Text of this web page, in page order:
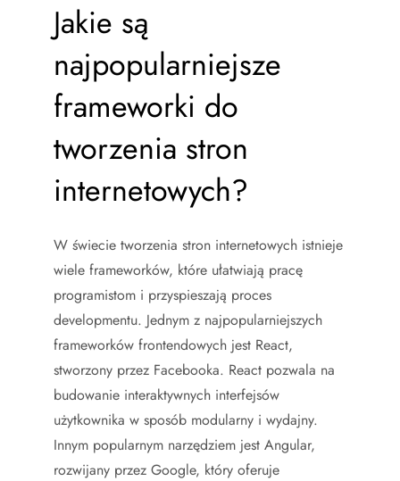
Jakie są
najpopularniejsze
frameworki do
tworzenia stron
internetowych?
W świecie tworzenia stron internetowych istnieje
wiele frameworków, które ułatwiają pracę
programistom i przyspieszają proces
developmentu. Jednym z najpopularniejszych
frameworków frontendowych jest React,
stworzony przez Facebooka. React pozwala na
budowanie interaktywnych interfejsów
użytkownika w sposób modularny i wydajny.
Innym popularnym narzędziem jest Angular,
rozwijany przez Google, który oferuje